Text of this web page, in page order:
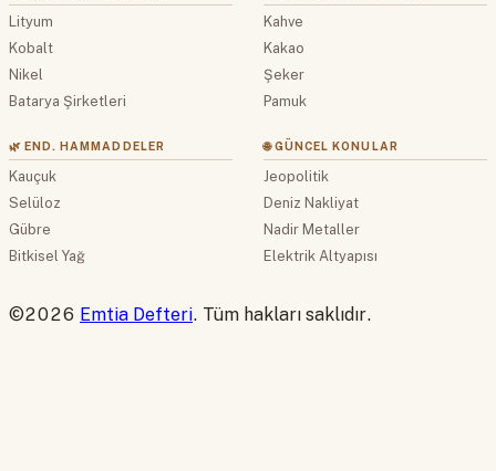
Lityum
Kobalt
Nikel
Batarya Şirketleri
Kahve
Kakao
Şeker
Pamuk
🌿 END. HAMMADDELER
Kauçuk
Selüloz
Gübre
Bitkisel Yağ
🌐 GÜNCEL KONULAR
Jeopolitik
Deniz Nakliyat
Nadir Metaller
Elektrik Altyapısı
©2026 Emtia Defteri. Tüm hakları saklıdır.